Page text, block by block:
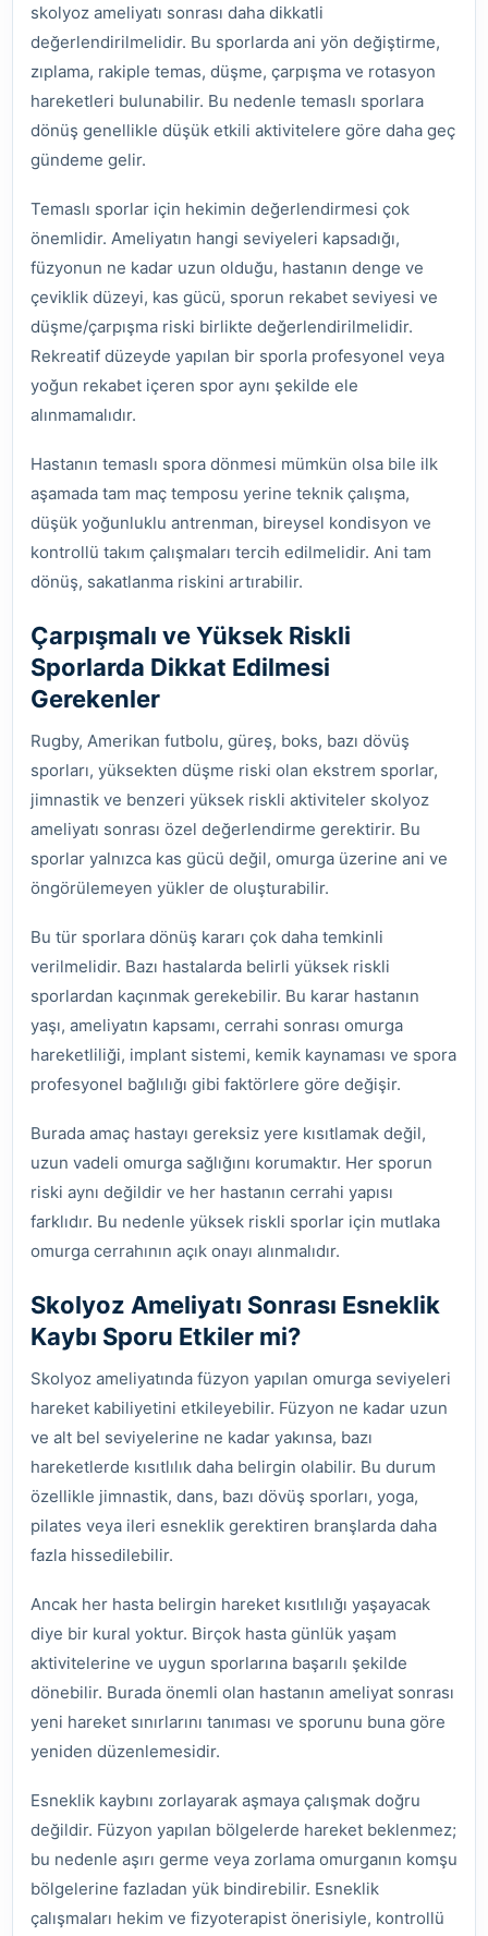
skolyoz ameliyatı sonrası daha dikkatli
değerlendirilmelidir. Bu sporlarda ani yön değiştirme,
zıplama, rakiple temas, düşme, çarpışma ve rotasyon
hareketleri bulunabilir. Bu nedenle temaslı sporlara
dönüş genellikle düşük etkili aktivitelere göre daha geç
gündeme gelir.
Temaslı sporlar için hekimin değerlendirmesi çok
önemlidir. Ameliyatın hangi seviyeleri kapsadığı,
füzyonun ne kadar uzun olduğu, hastanın denge ve
çeviklik düzeyi, kas gücü, sporun rekabet seviyesi ve
düşme/çarpışma riski birlikte değerlendirilmelidir.
Rekreatif düzeyde yapılan bir sporla profesyonel veya
yoğun rekabet içeren spor aynı şekilde ele
alınmamalıdır.
Hastanın temaslı spora dönmesi mümkün olsa bile ilk
aşamada tam maç temposu yerine teknik çalışma,
düşük yoğunluklu antrenman, bireysel kondisyon ve
kontrollü takım çalışmaları tercih edilmelidir. Ani tam
dönüş, sakatlanma riskini artırabilir.
Çarpışmalı ve Yüksek Riskli
Sporlarda Dikkat Edilmesi
Gerekenler
Rugby, Amerikan futbolu, güreş, boks, bazı dövüş
sporları, yüksekten düşme riski olan ekstrem sporlar,
jimnastik ve benzeri yüksek riskli aktiviteler skolyoz
ameliyatı sonrası özel değerlendirme gerektirir. Bu
sporlar yalnızca kas gücü değil, omurga üzerine ani ve
öngörülemeyen yükler de oluşturabilir.
Bu tür sporlara dönüş kararı çok daha temkinli
verilmelidir. Bazı hastalarda belirli yüksek riskli
sporlardan kaçınmak gerekebilir. Bu karar hastanın
yaşı, ameliyatın kapsamı, cerrahi sonrası omurga
hareketliliği, implant sistemi, kemik kaynaması ve spora
profesyonel bağlılığı gibi faktörlere göre değişir.
Burada amaç hastayı gereksiz yere kısıtlamak değil,
uzun vadeli omurga sağlığını korumaktır. Her sporun
riski aynı değildir ve her hastanın cerrahi yapısı
farklıdır. Bu nedenle yüksek riskli sporlar için mutlaka
omurga cerrahının açık onayı alınmalıdır.
Skolyoz Ameliyatı Sonrası Esneklik
Kaybı Sporu Etkiler mi?
Skolyoz ameliyatında füzyon yapılan omurga seviyeleri
hareket kabiliyetini etkileyebilir. Füzyon ne kadar uzun
ve alt bel seviyelerine ne kadar yakınsa, bazı
hareketlerde kısıtlılık daha belirgin olabilir. Bu durum
özellikle jimnastik, dans, bazı dövüş sporları, yoga,
pilates veya ileri esneklik gerektiren branşlarda daha
fazla hissedilebilir.
Ancak her hasta belirgin hareket kısıtlılığı yaşayacak
diye bir kural yoktur. Birçok hasta günlük yaşam
aktivitelerine ve uygun sporlarına başarılı şekilde
dönebilir. Burada önemli olan hastanın ameliyat sonrası
yeni hareket sınırlarını tanıması ve sporunu buna göre
yeniden düzenlemesidir.
Esneklik kaybını zorlayarak aşmaya çalışmak doğru
değildir. Füzyon yapılan bölgelerde hareket beklenmez;
bu nedenle aşırı germe veya zorlama omurganın komşu
bölgelerine fazladan yük bindirebilir. Esneklik
çalışmaları hekim ve fizyoterapist önerisiyle, kontrollü